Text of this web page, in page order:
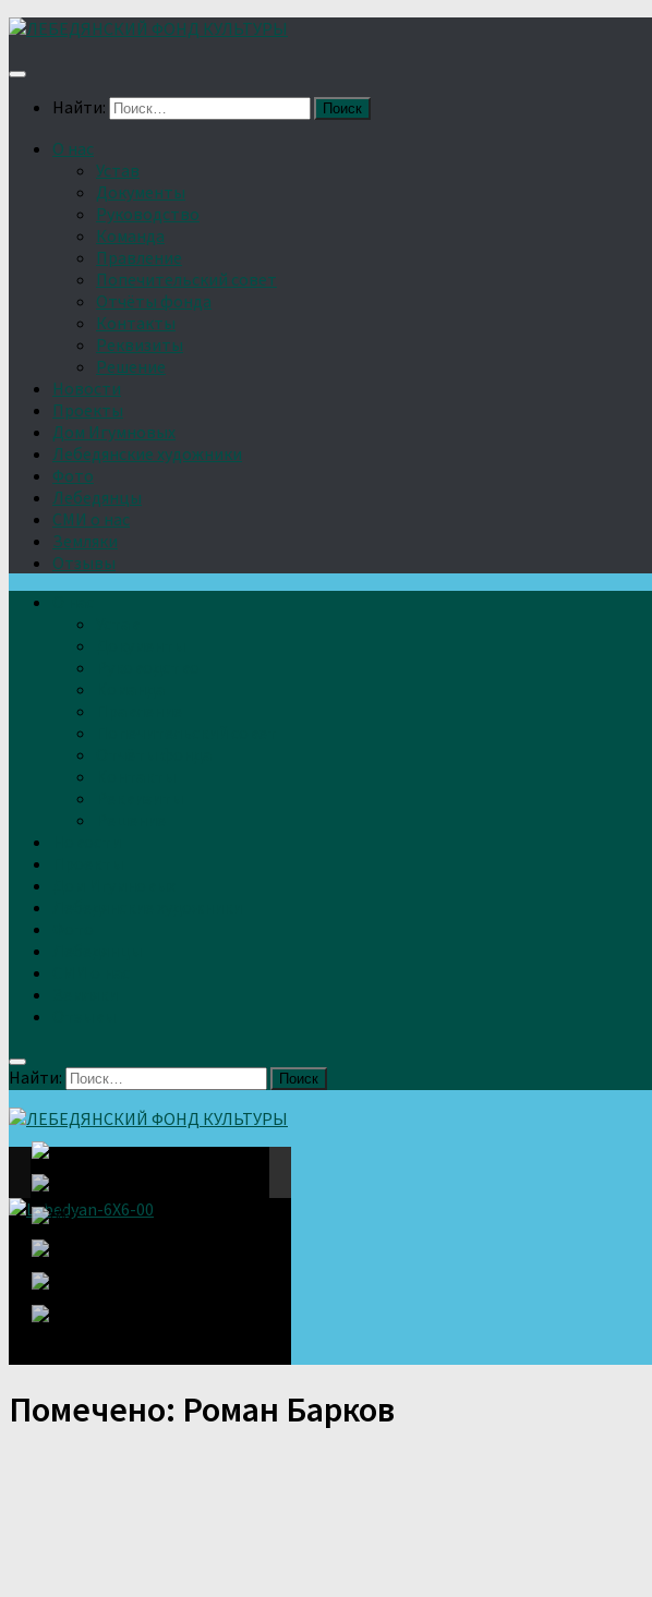
Найти:
О нас
Устав
Документы
Руководство
Команда
Правление
Попечительский совет
Отчёты фонда
Контакты
Реквизиты
Решение
Новости
Проекты
Дом Игумновых
Лебедянские художники
Фото
Лебедянцы
СМИ о нас
Земляки
Отзывы
Найти:
Помечено: Роман Барков